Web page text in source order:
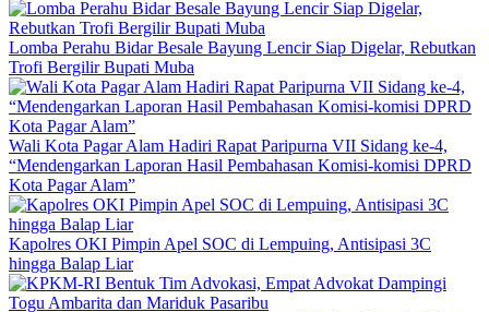
Lomba Perahu Bidar Besale Bayung Lencir Siap Digelar, Rebutkan
Trofi Bergilir Bupati Muba
Wali Kota Pagar Alam Hadiri Rapat Paripurna VII Sidang ke-4,
“Mendengarkan Laporan Hasil Pembahasan Komisi-komisi DPRD
Kota Pagar Alam”
Kapolres OKI Pimpin Apel SOC di Lempuing, Antisipasi 3C
hingga Balap Liar